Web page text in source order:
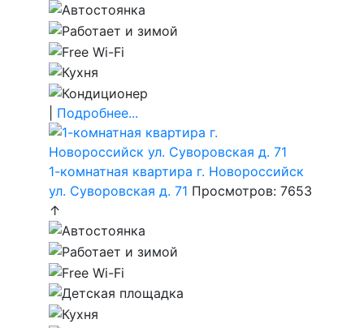
Подробнее...
1-комнатная квартира г. Новороссийск
ул. Суворовская д. 71 Просмотров: 7653
↑